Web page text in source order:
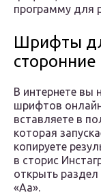
программу для
Шрифты
В интернете вы
шрифтов
вставляете в
которая
копируете
в сторис
открыть
«Аа».